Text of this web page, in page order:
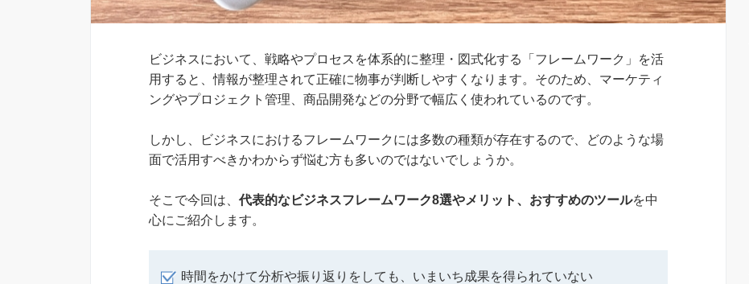
ビジネスにおいて、戦略やプロセスを体系的に整理・図式化する「フレームワーク」を活
用すると、情報が整理されて正確に物事が判断しやすくなります。そのため、マーケティ
ングやプロジェクト管理、商品開発などの分野で幅広く使われているのです。
しかし、ビジネスにおけるフレームワークには多数の種類が存在するので、どのような場
面で活用すべきかわからず悩む方も多いのではないでしょうか。
そこで今回は、 代表的なビジネスフレームワーク8選やメリット、おすすめのツールを中
心にご紹介します。
時間をかけて分析や振り返りをしても、いまいち成果を得られていない